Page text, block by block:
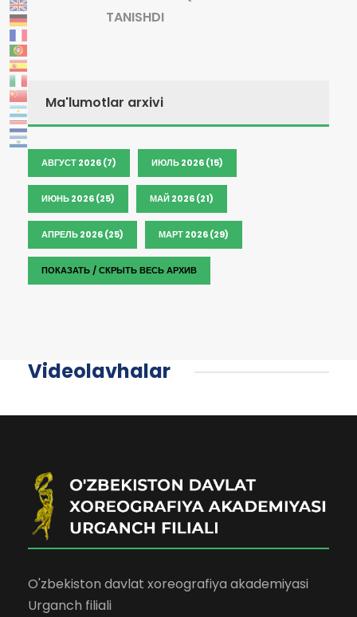
TANISHDI
Ma'lumotlar arxivi
АВГУСТ 2026 (7) ИЮЛЬ 2026 (15)
ИЮНЬ 2026 (25) МАЙ 2026 (21)
АПРЕЛЬ 2026 (25) МАРТ 2026 (29)
ПОКАЗАТЬ / СКРЫТЬ ВЕСЬ АРХИВ
Videolavhalar
O'zbekiston davlat xoreografiya akademiyasi
Urganch filiali